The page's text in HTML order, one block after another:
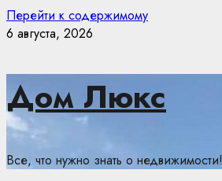
Перейти к содержимому
6 августа, 2026
Дом Люкс
Все, что нужно знать о недвижимости!